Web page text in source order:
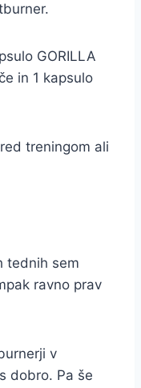
GORILLA
in 1 kapsulo
treningom ali
tednih sem
ravno prav
v
dobro. Pa še